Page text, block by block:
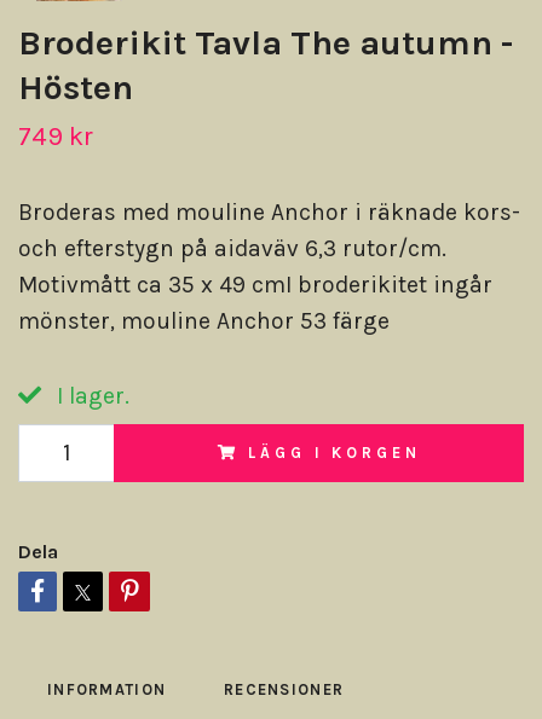
Broderikit Tavla The autumn -
Hösten
749 kr
Broderas med mouline Anchor i räknade kors-
och efterstygn på aidaväv 6,3 rutor/cm.
Motivmått ca 35 x 49 cmI broderikitet ingår
mönster, mouline Anchor 53 färge
I lager.
LÄGG I KORGEN
Dela
INFORMATION RECENSIONER